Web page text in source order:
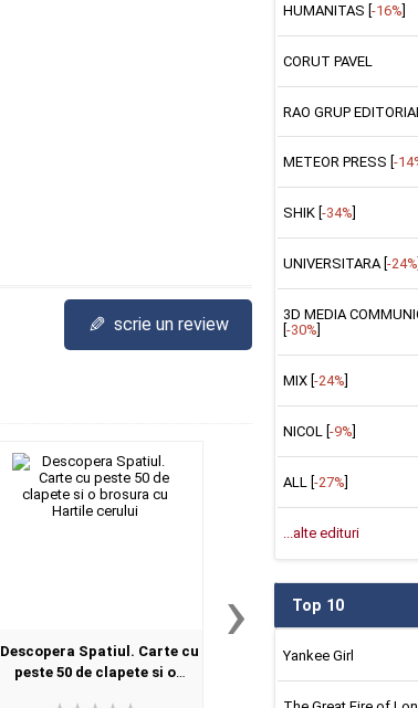
✎ scrie un review
Descopera Spatiul. Carte cu
peste 50 de clapete si o
Prima mea carte despre
›
HUMANITAS [ -16%
CORUT PAVEL
RAO GRUP
METEOR PRESS [ -
SHIK [ -34%
UNIVERSITARA [ -24%
3D MEDIA
-30%
MIX [ -24%
NICOL [ -9%
ALL [-27%]
...alte edituri
Top 10
Yankee Girl